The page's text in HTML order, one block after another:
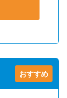
おすすめ